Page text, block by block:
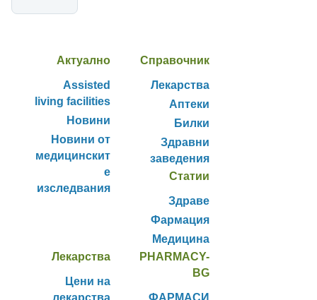
Актуално
Assisted
living facilities
Новини
Новини от
медицинскит
е
изследвания
Справочник
Лекарства
Аптеки
Билки
Здравни
заведения
Статии
Здраве
Фармация
Медицина
Лекарства
Цени на
лекарства
PHARMACY-
BG
ФАРМАСИ